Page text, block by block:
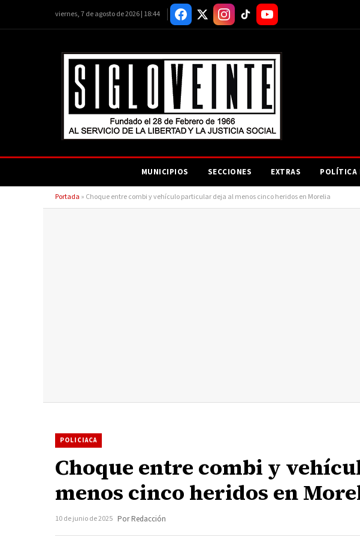
viernes, 7 de agosto de 2026 | 18:44
MUNICIPIOS SECCIONES EXTRAS POLÍTICA
Portada » Choque entre combi y vehículo particular deja al menos cinco heridos en Morelia
POLICIACA
Choque entre combi y
menos cinco heridos en
10 de junio de 2025 Por Redacción